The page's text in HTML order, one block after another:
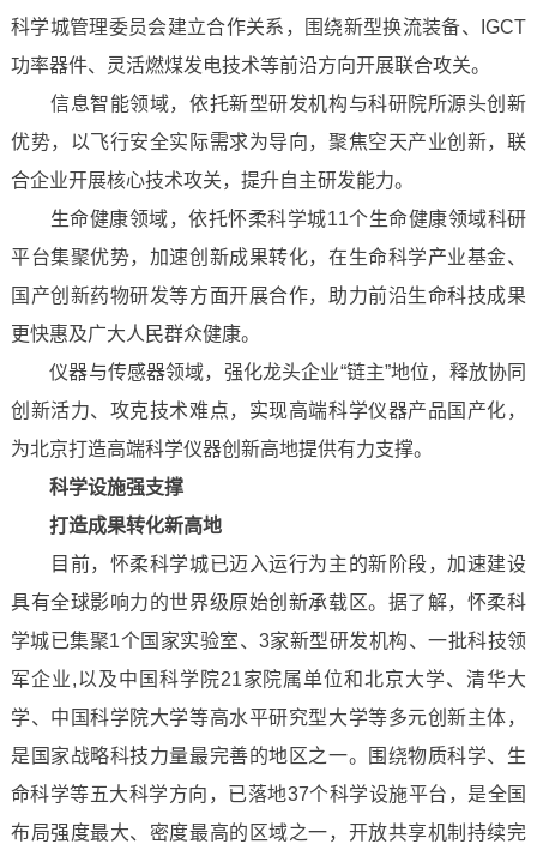
科学城管理委员会建立合作关系，围绕新型换流装备、IGCT
功率器件、灵活燃煤发电技术等前沿方向开展联合攻关。
信息智能领域，依托新型研发机构与科研院所源头创新
优势，以飞行安全实际需求为导向，聚焦空天产业创新，联
合企业开展核心技术攻关，提升自主研发能力。
生命健康领域，依托怀柔科学城11个生命健康领域科研
平台集聚优势，加速创新成果转化，在生命科学产业基金、
国产创新药物研发等方面开展合作，助力前沿生命科技成果
更快惠及广大人民群众健康。
仪器与传感器领域，强化龙头企业“链主”地位，释放协同
创新活力、攻克技术难点，实现高端科学仪器产品国产化，
为北京打造高端科学仪器创新高地提供有力支撑。
科学设施强支撑
打造成果转化新高地
目前，怀柔科学城已迈入运行为主的新阶段，加速建设
具有全球影响力的世界级原始创新承载区。据了解，怀柔科
学城已集聚1个国家实验室、3家新型研发机构、一批科技领
军企业,以及中国科学院21家院属单位和北京大学、清华大
学、中国科学院大学等高水平研究型大学等多元创新主体，
是国家战略科技力量最完善的地区之一。围绕物质科学、生
命科学等五大科学方向，已落地37个科学设施平台，是全国
布局强度最大、密度最高的区域之一，开放共享机制持续完